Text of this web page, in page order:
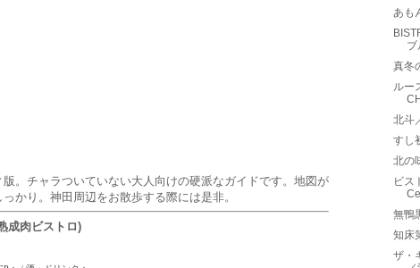
。チャラついていない大人向けの硬派なガイドです。地図が
かり。神田周辺をお散歩する際には是非。
成肉ビストロ)
あも
ブ
真冬
ルー
北斗
すし
北の
ビス
無鴨
知床
ザ・